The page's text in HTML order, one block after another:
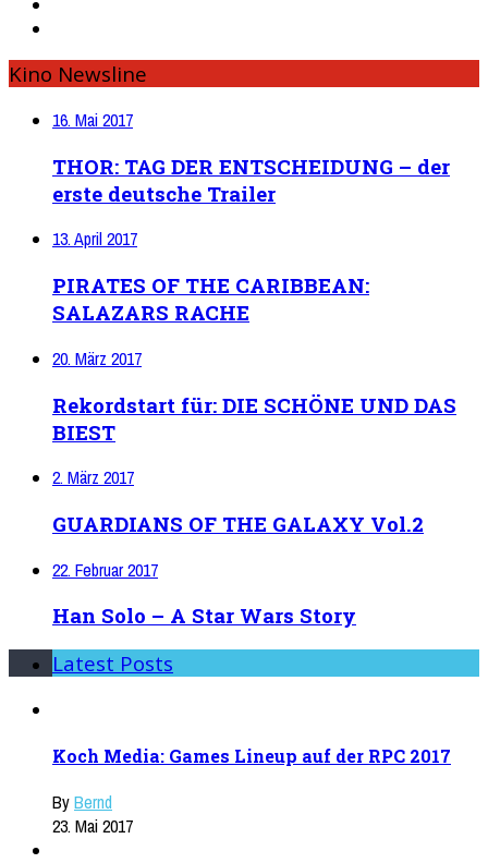
Kino Newsline
16. Mai 2017
THOR: TAG DER ENTSCHEIDUNG – der
erste deutsche Trailer
13. April 2017
PIRATES OF THE CARIBBEAN:
SALAZARS RACHE
20. März 2017
Rekordstart für: DIE SCHÖNE UND DAS
BIEST
2. März 2017
GUARDIANS OF THE GALAXY Vol.2
22. Februar 2017
Han Solo – A Star Wars Story
Latest Posts
Koch Media: Games Lineup auf der RPC 2017
ByBernd
23. Mai 2017